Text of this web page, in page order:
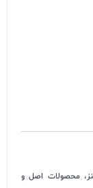
محصولات اصل و